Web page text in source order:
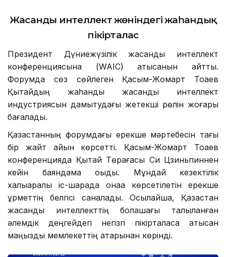
Жасанды интеллект жөніндегі жаһандық
пікірталас
Президент Дүниежүзілік жасанды интеллект
конференциясына (WAIC) қатысқанын айттық.
Форумда сөз сөйлеген Қасым-Жомарт Тоқаев
Қытайдың жаһандық жасанды интеллект
индустриясын дамытудағы жетекші рөлін жоғары
бағалады.
Қазақстанның форумдағы ерекше мәртебесін тағы
бір жайт айқын көрсетті. Қасым-Жомарт Тоқаев
конференцияда Қытай Төрағасы Си Цзиньпиннен
кейін баяндама оқыды. Мұндай кезектілік
халықаралық іс-шарада қонаққа көрсетілетін ерекше
құрметтің белгісі саналады. Осылайша, Қазақстан
жасанды интеллекттің болашағы талқыланған
әлемдік деңгейдегі негізгі пікірталасқа қатысқан
маңызды мемлекеттің қатарынан көрінді.